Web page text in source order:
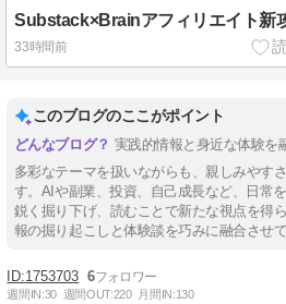
33時間前
このブログのここがポイント
実践的情報と身近な体験を
多彩なテーマを扱いながらも、親しみやす
す。AIや副業、投資、自己成長など、日常
鋭く掘り下げ、読むことで新たな視点を得
報の掘り起こしと体験談を巧みに融合させ
1753703 6
週間IN:30 週間OUT:220 月間IN:130